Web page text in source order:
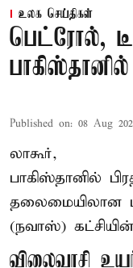
உலக செய்திகள்
பெட்ரோல்,
Published on: 08 Aug
லாகூர்,
பாகிஸ்தானில்
தலைமையிலான
(நவாஸ்)
விலைவாசி